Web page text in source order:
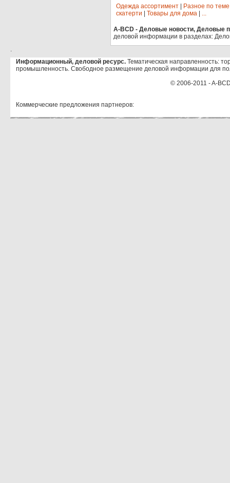
Одежда ассортимент Разное по теме
скатерти
Товары для дома ...
A-BCD - Деловые новости, Деловые
деловой информации в разделах:
.
Информационный, деловой ресурс. Тематическая направленность:
промышленность. Свободное размещение деловой информации для
© 2006-2011 - A-
Коммерческие предложения партнеров: